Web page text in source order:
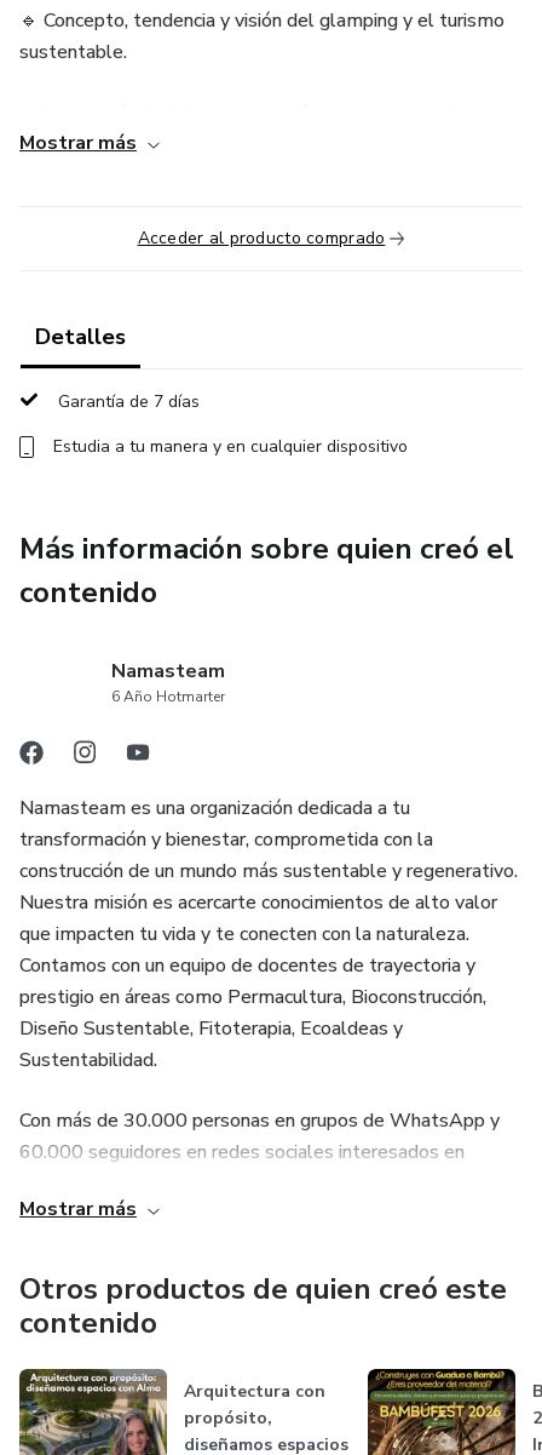
🔹 Concepto, tendencia y visión del glamping y el turismo
sustentable.
innovadores.
🔹 Diseño y estructuras disruptivas para alojamientos
hasta experiencias regenerativas.
🌍 Adquiere herramientas técnicas para poder diseñar los
construcción y rentabiliza tu vocación asesorando
⭐ Importante: podrás acceder a asesorías / consultorías
privadas de tu proyecto con éste docente, por un valor
adicional.
📌 Inscríbete ahora y empieza a asesorar proyectos
turísiticos realmente ecológicos y regenerativos!
Mostrar más
Acceder al producto comprado
Detalles
Garantía de 7 días
Estudia a tu manera y en cualquier dispositivo
Más información sobre quien creó el
contenido
Namasteam
6 Año Hotmarter
Namasteam es una organización dedicada a tu
transformación y bienestar, comprometida con la
construcción de un mundo más sustentable y regenerativo.
Nuestra misión es acercarte conocimientos de alto valor
que impacten tu vida y te conecten con la naturaleza.
Contamos con un equipo de docentes de trayectoria y
prestigio en áreas como Permacultura, Bioconstrucción,
Diseño Sustentable, Fitoterapia, Ecoaldeas y
Sustentabilidad.
Con más de 30.000 personas en grupos de WhatsApp y
60.000 seguidores en redes sociales interesados en
y en constante crecimiento. Hemos colaborado con 30
han liderado proyectos en bioconstrucción y sostenibilidad.
A través de nuestras capacitaciones, hemos impactado a
más de 1500 personas, motivados por la necesidad de
transformar la construccion y la arquitectura en algo
positivo para la salud y el medio ambiente.
Mostrar más
Otros productos de quien creó este
contenido
Arquitectura con
propósito,
diseñamos espacios